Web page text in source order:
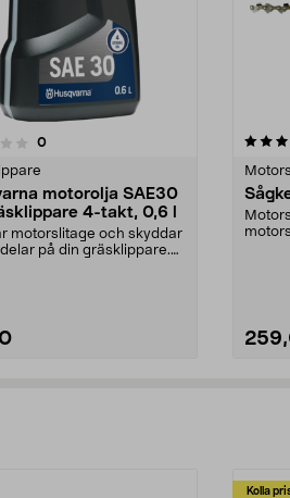
0recensioner
motorolja SAE30
4-takt, 0,6 l
motorslitage och skyddar
på din gräsklippare.
4.5 av 5 stjärnor
Kolla